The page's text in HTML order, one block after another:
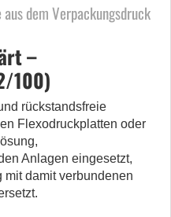
dem Verpackungsdruck
–
100)
rückstandsfreie
Flexodruckplatten oder
Anlagen eingesetzt,
damit verbundenen